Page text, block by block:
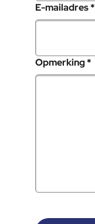
E-mailadres*
Opmerking*